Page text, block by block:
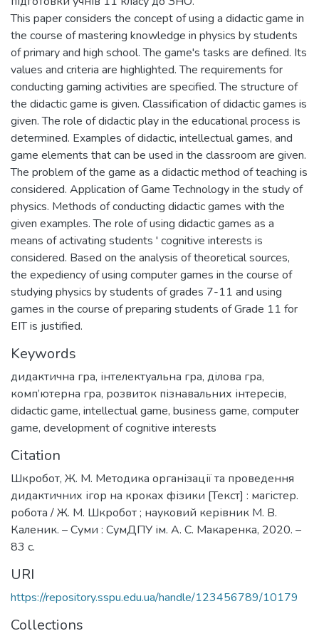
This paper considers the concept of using a didactic game in
the course of mastering knowledge in physics by students
of primary and high school. The game's tasks are defined. Its
values and criteria are highlighted. The requirements for
conducting gaming activities are specified. The structure of
the didactic game is given. Classification of didactic games is
given. The role of didactic play in the educational process is
determined. Examples of didactic, intellectual games, and
game elements that can be used in the classroom are given.
The problem of the game as a didactic method of teaching is
considered. Application of Game Technology in the study of
physics. Methods of conducting didactic games with the
given examples. The role of using didactic games as a
means of activating students ' cognitive interests is
considered. Based on the analysis of theoretical sources,
the expediency of using computer games in the course of
studying physics by students of grades 7-11 and using
games in the course of preparing students of Grade 11 for
EIT is justified.
Keywords
дидактична гра, інтелектуальна гра, ділова гра,
комп’ютерна гра, розвиток пізнавальних інтересів,
didactic game, intellectual game, business game, computer
game, development of cognitive interests
Citation
Шкробот, Ж. М. Методика організації та проведення
дидактичних ігор на кроках фізики [Текст] : магістер.
робота / Ж. М. Шкробот ; науковий керівник М. В.
Каленик. – Суми : СумДПУ ім. А. С. Макаренка, 2020. –
83 с.
URI
https://repository.sspu.edu.ua/handle/123456789/10179
Collections